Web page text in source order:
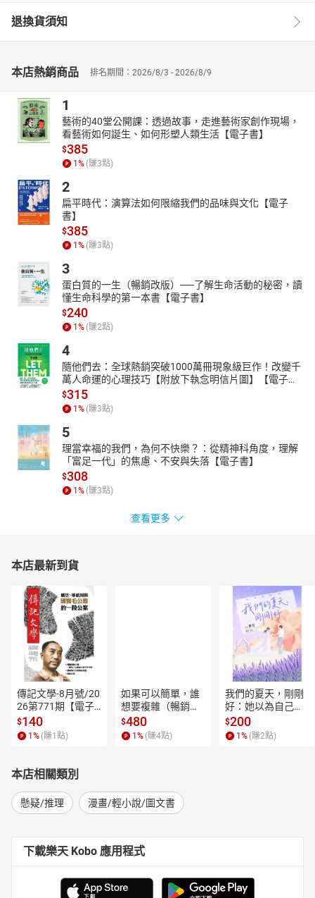
退換貨須知
本店熱銷商品 排名期間：2026/8/3 - 2026/8/9
1
藝術的40堂公開課：透過故事，走進藝術家創作現場，
看藝術如何誕生、如何形塑人類生活【電子書】
$385
1% (賺3點)
2
扁平時代：演算法如何限縮我們的品味與文化【電子
書】
$385
1% (賺3點)
3
蛋白質的一生（暢銷改版）──了解生命活動的秘密，讀
懂生命科學的第一本書【電子書】
$240
1% (賺2點)
4
隨他們去：全球熱銷突破1000萬冊現象級巨作！改變千
萬人命運的心理技巧【附放下執念明信片圖】【電子
書】
$315
1% (賺3點)
5
理當幸福的我們，為何不快樂？：從精神科角度，理解
「富足一代」的焦慮、不安與失落【電子書】
$308
1% (賺3點)
查看更多
本店最新到貨
傳記文學-8月號/20
26第771期【電子
書】
$140
1 % (賺1 點)
如果可以簡單，誰
想要複雜（暢銷經
典新編版）【電子
書】
$480
1 % (賺4點)
我們的夏天，剛剛
好：她以為自己只
是逃離一段失敗的
愛，卻在薰衣草盛
開的山裡，重新學
$200
1 % (賺2點)
本店相關類別
懸疑/推理 漫畫/輕小說/圖文書
下載樂天 Kobo 應用程式